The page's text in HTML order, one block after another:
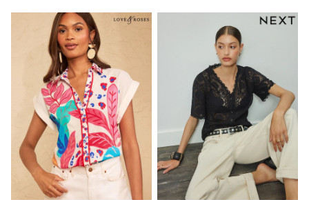
Sandals & Sliders
Shorts
Skirts
Sunglasses
Sunsafe Swimwear
Tops & T-Shirts
Baby Holiday Shop
Baby Travel Accessories
All Accessories
Beach Bags
Beach Towels
Birkenstock
Crocs
Havaianas
Pour Moi